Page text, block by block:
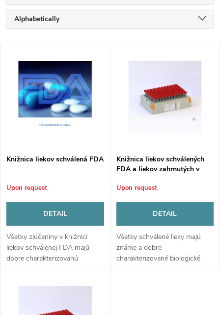
P
r
t
s
r
t
Alphabetically
Bestsellers
o
f
p
r
o
d
Knižnica liekov schválená FDA
Upon request
DETAIL
Všetky zlúčeniny v knižnici
liekov schválenej FDA majú
dobre charakterizovanú
biologickú aktivitu, jasné ciele,
Knižnica liekov schválených
FDA a liekov zahrnutých v
Upon request
DETAIL
Všetky schválené lieky majú
známe a dobre
charakterizované biologické
aktivity, bezpečnosť a